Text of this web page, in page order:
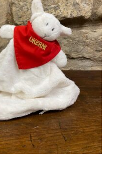
25,00€
AÑADIR AL CARRITO